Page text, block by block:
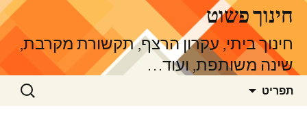
לדלג
לתוכןחינוך פשוט
חינוך ביתי, עקרון הרצף, תקשורת מקרבת,
שינה משותפת, ועוד…
תפריט חיפוש: